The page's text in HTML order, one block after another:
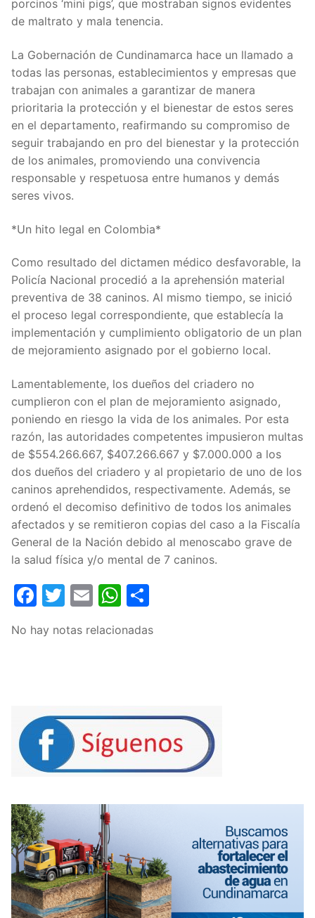
porcinos ‘mini pigs’, que mostraban signos evidentes
de maltrato y mala tenencia.
La Gobernación de Cundinamarca hace un llamado a
todas las personas, establecimientos y empresas que
trabajan con animales a garantizar de manera
prioritaria la protección y el bienestar de estos seres
en el departamento, reafirmando su compromiso de
seguir trabajando en pro del bienestar y la protección
de los animales, promoviendo una convivencia
responsable y respetuosa entre humanos y demás
seres vivos.
*Un hito legal en Colombia*
Como resultado del dictamen médico desfavorable, la
Policía Nacional procedió a la aprehensión material
preventiva de 38 caninos. Al mismo tiempo, se inició
el proceso legal correspondiente, que establecía la
implementación y cumplimiento obligatorio de un plan
de mejoramiento asignado por el gobierno local.
Lamentablemente, los dueños del criadero no
cumplieron con el plan de mejoramiento asignado,
poniendo en riesgo la vida de los animales. Por esta
razón, las autoridades competentes impusieron multas
de $554.266.667, $407.266.667 y $7.000.000 a los
dos dueños del criadero y al propietario de uno de los
caninos aprehendidos, respectivamente. Además, se
ordenó el decomiso definitivo de todos los animales
afectados y se remitieron copias del caso a la Fiscalía
General de la Nación debido al menoscabo grave de
la salud física y/o mental de 7 caninos.
Facebook
Twitter
EmailWhatsApp
No hay notas relacionadas